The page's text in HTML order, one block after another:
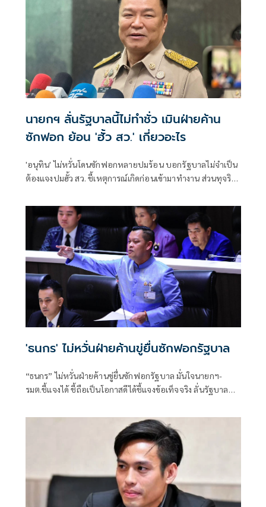
นายกฯ ลั่นรัฐบาลนี้ไม่ทำชั่ว เมินฝ่ายค้าน
ซักฟอก ย้อน 'ฮั้ว สว.' เกี่ยวอะไร
'อนุทิน' ไม่หวั่นโดนซักฟอกหลายปมร้อน บอกรัฐบาลไม่จำเป็น
ต้องแจงปมฮั้ว สว. ชี้เหตุการณ์เกิดก่อนเข้ามาทำงาน ส่วนทุจริต
'ธนกร' ไม่หวั่นฝ่ายค้านขู่ยื่นซักฟอกรัฐบาล
“ธนกร” ไม่หวั่นฝ่ายค้านขู่ยื่นซักฟอกรัฐบาล มั่นใจนายกฯ-
รมต.ชี้แจงได้ ชี้ถือเป็นโอกาสดีได้ชี้แจงข้อเท็จจริง ลั่นรัฐบาล
มีแต่น้ำ ไม่มีเนื้อ